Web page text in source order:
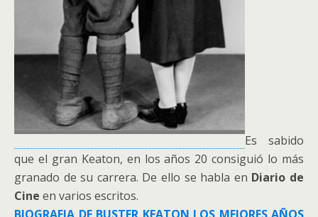
Es sabido
que el gran Keaton, en los años 20 consiguió lo más
granado de su carrera. De ello se habla en Diario de
Cine en varios escritos.